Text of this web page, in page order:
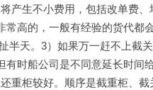
产生不小费用，包括改单费、
高的，一般有经验的货代都
半天。3）如果万一赶不上截
时船公司是不同意延长时间
重柜较好。顺序是截重柜、截